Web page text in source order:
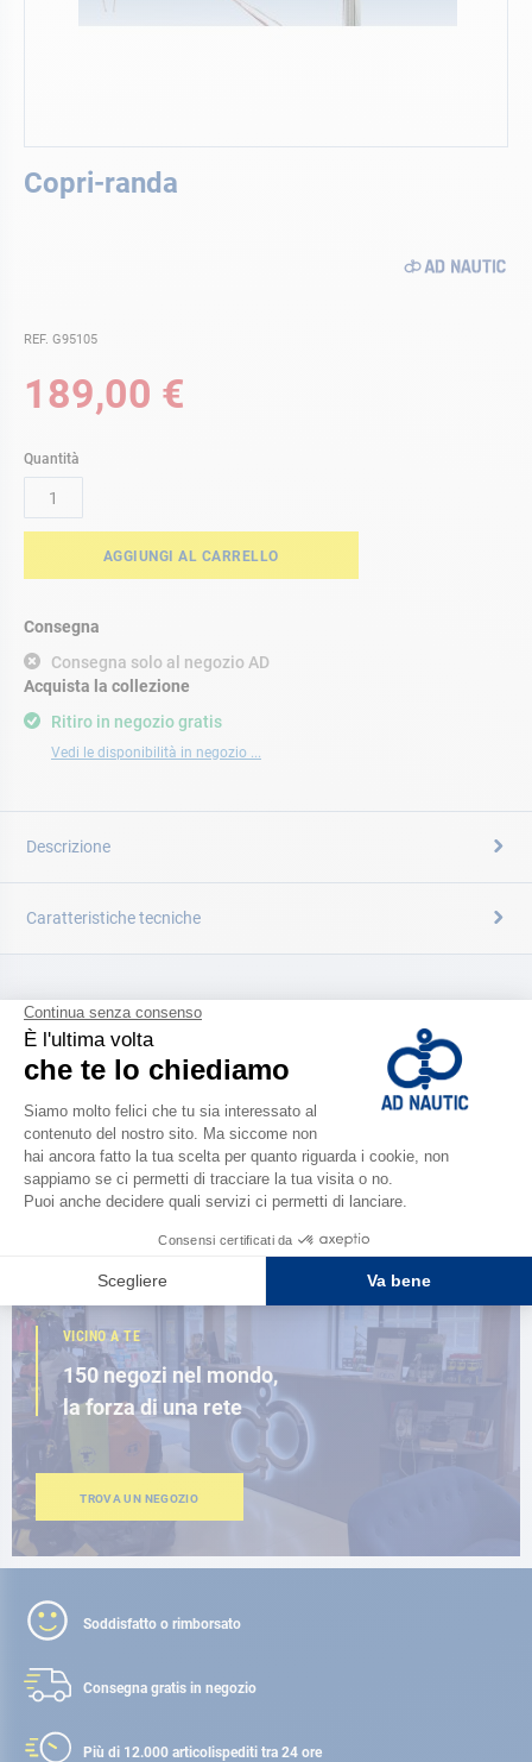
Copri-randa
REF. G95105
189,00 €
Quantità
AGGIUNGI AL CARRELLO
Consegna
Consegna solo al negozio AD
Ritiro in negozio gratis
Vedi le disponibilità in negozio ...
Acquista la collezione
all'inizio
Descrizione
Caratteristiche tecniche
CATALOGARE
Scopri la
nuova guida AD 2026
VICINO A TE
150 negozi nel mondo,
la forza di una rete
TROVA UN NEGOZIO
Soddisfatto o rimborsato
Consegna gratis in negozio
Più di 12.000 articolispediti tra 24 ore